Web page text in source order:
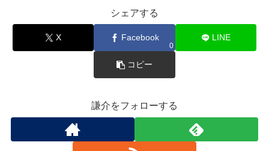
シェアする
X Facebook
0
LINE
コピー
謙介をフォローする